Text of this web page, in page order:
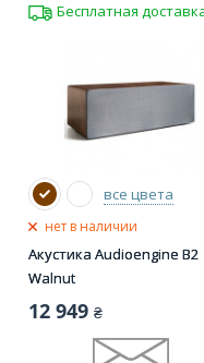
Бесплатная
все цвета
нет в наличии
Акустика Audioengine B2
Walnut
12 949 ₴